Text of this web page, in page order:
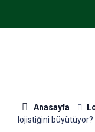
Anasayfa
lojistiğini büyütüyor?